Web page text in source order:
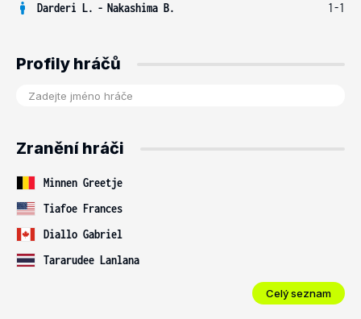
Darderi L. - Nakashima B. 1-1
Profily hráčů
Zranění hráči
Minnen Greetje
Tiafoe Frances
Diallo Gabriel
Tararudee Lanlana
Celý seznam